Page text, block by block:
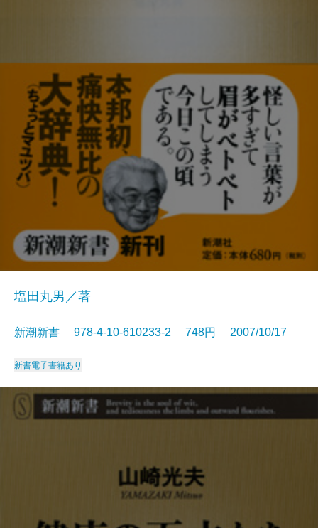
塩田丸男／著
新潮新書 978-4-10-610233-2 748円 2007/10/17
新書電子書籍あり